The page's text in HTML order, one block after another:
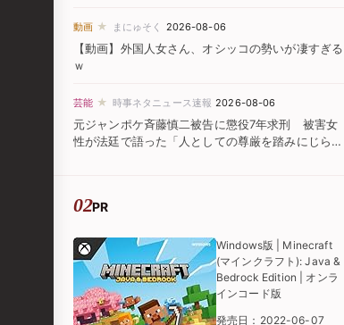
動画 ★ まにゅそく 2026-08-06
【動画】外国人女さん、オシッコの勢いが凄すぎる
ｗ
芸能 ★ 時事ネタニュース速報 2026-08-06
元ジャンポケ斉藤慎二被告に懲役7年求刑 被害女
性が法廷で語った「人としての尊厳を踏みにじられ
PR
Windows版 | Minecraft
(マインクラフト): Java &
Bedrock Edition | オンラ
インコード版
発売日：2022-06-07